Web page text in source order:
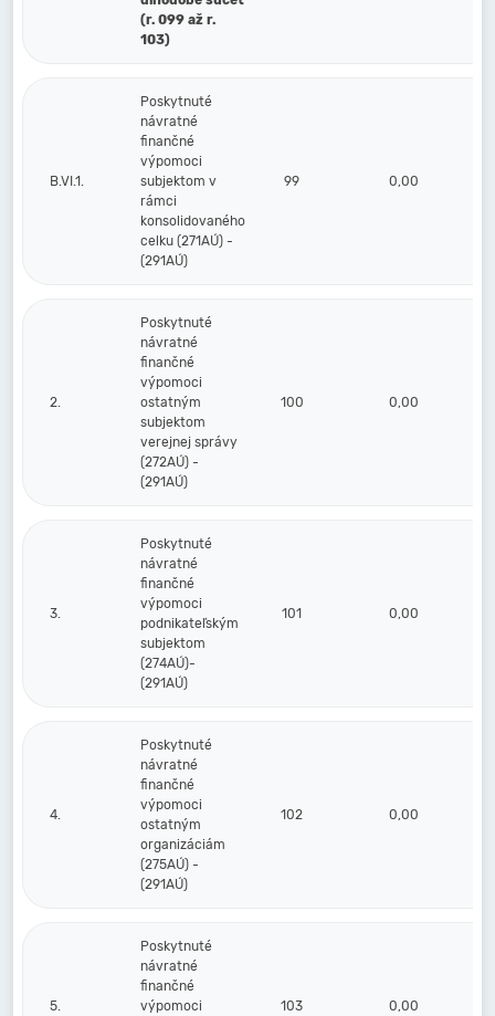
(r. 099 až r.
103)
B.VI.1.
Poskytnuté
návratné
finančné
výpomoci
subjektom v
rámci
konsolidovaného
celku (271AÚ) -
(291AÚ)
99 0,00
2.
Poskytnuté
návratné
finančné
výpomoci
ostatným
subjektom
verejnej správy
(272AÚ) -
(291AÚ)
100 0,00
3.
Poskytnuté
návratné
finančné
výpomoci
podnikateľským
subjektom
(274AÚ)-
(291AÚ)
101 0,00
4.
Poskytnuté
návratné
finančné
výpomoci
ostatným
organizáciám
(275AÚ) -
(291AÚ)
102 0,00
5.
Poskytnuté
návratné
finančné
výpomoci
103 0,00